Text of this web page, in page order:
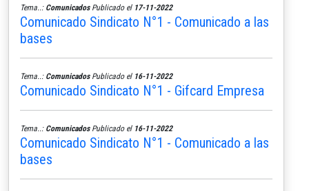
Tema..: ComunicadosPublicado el 17-11-2022
Comunicado Sindicato N°1 - Comunicado a las
bases
Tema..: ComunicadosPublicado el 16-11-2022
Comunicado Sindicato N°1 - Gifcard Empresa
Tema..: ComunicadosPublicado el 16-11-2022
Comunicado Sindicato N°1 - Comunicado a las
bases